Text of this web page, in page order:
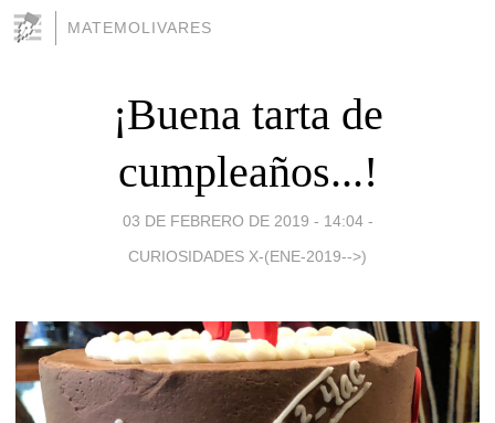
MATEMOLIVARES
¡Buena tarta de
cumpleaños...!
03 DE FEBRERO DE 2019 - 14:04 -
CURIOSIDADES X-(ENE-2019-->)